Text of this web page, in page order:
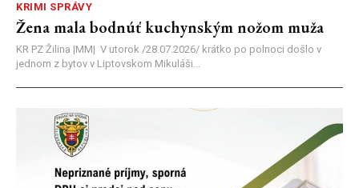
KRIMI SPRÁVY
Žena mala bodnúť kuchynským nožom muža
KR PZ Žilina |MM| V utorok /28.07.2026/ krátko po polnoci došlo v
jednom z bytov v Liptovskom Mikuláši...